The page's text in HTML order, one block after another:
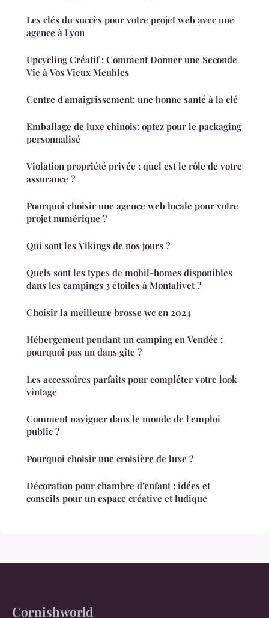
Les clés du succès pour votre projet web avec une
agence à Lyon
Upcycling Créatif : Comment Donner une Seconde
Vie à Vos Vieux Meubles
Centre d'amaigrissement: une bonne santé à la clé
Emballage de luxe chinois: optez pour le packaging
personnalisé
Violation propriété privée : quel est le rôle de votre
assurance ?
Pourquoi choisir une agence web locale pour votre
projet numérique ?
Qui sont les Vikings de nos jours ?
Quels sont les types de mobil-homes disponibles
dans les campings 3 étoiles à Montalivet ?
Choisir la meilleure brosse wc en 2024
Hébergement pendant un camping en Vendée :
pourquoi pas un dans gîte ?
Les accessoires parfaits pour compléter votre look
vintage
Comment naviguer dans le monde de l'emploi
public ?
Pourquoi choisir une croisière de luxe ?
Décoration pour chambre d'enfant : idées et
conseils pour un espace créative et ludique
Cornishworld